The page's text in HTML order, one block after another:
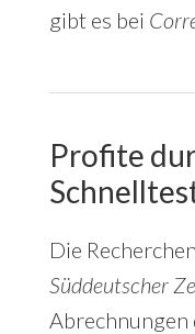
gibt es bei
Profite
Die
Süddeutscher